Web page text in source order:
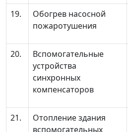
19.
Обогрев насосной
пожаротушения
20.
Вспомогательные
устройства
синхронных
компенсаторов
21.
Отопление здания
вспомогательных